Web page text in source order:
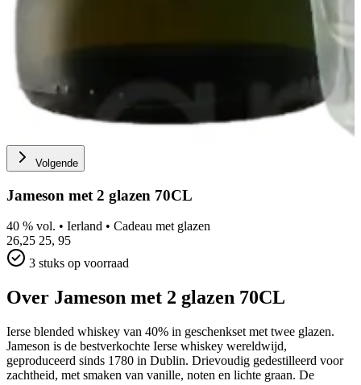
Volgende
Jameson met 2 glazen 70CL
40 % vol. • Ierland • Cadeau met glazen
26,25 25, 95
3 stuks op voorraad
Over Jameson met 2 glazen 70CL
Ierse blended whiskey van 40% in geschenkset met twee glazen.
Jameson is de bestverkochte Ierse whiskey wereldwijd,
geproduceerd sinds 1780 in Dublin. Drievoudig gedestilleerd voor
zachtheid, met smaken van vanille, noten en lichte graan. De